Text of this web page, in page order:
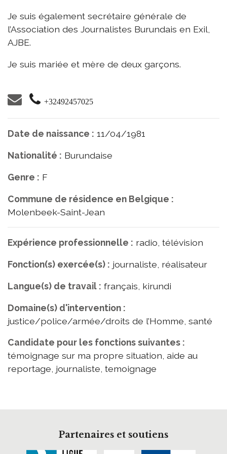
Je suis également secrétaire générale de
l’Association des Journalistes Burundais en Exil,
AJBE.
Je suis mariée et mère de deux garçons.
+32492457025
Date de naissance : 11/04/1981
Nationalité : Burundaise
Genre : F
Commune de résidence en Belgique :
Molenbeek-Saint-Jean
Expérience professionnelle : radio, télévision
Fonction(s) exercée(s) : journaliste, réalisateur
Langue(s) de travail : français, kirundi
Domaine(s) d'intervention :
justice/police/armée/droits de l’Homme, santé
Candidate pour les fonctions suivantes :
témoignage sur ma propre situation, aide au
reportage, journaliste, temoignage
Partenaires et soutiens